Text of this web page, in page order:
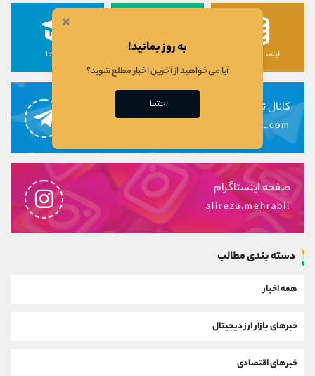
لیست رمزارزها لیست سهام ها دوره ها
کانال تلگرام
alirezamehrabi_com
صفحه اینستاگرام
alireza.mehrabii
دسته بندی مطالب
همه اخبار
خبرهای بازار ارز دیجیتال
خبرهای اقتصادی
×
به روز بمانید!
آیا می‌خواهید از آخرین اخبار مطلع شوید؟
حتما